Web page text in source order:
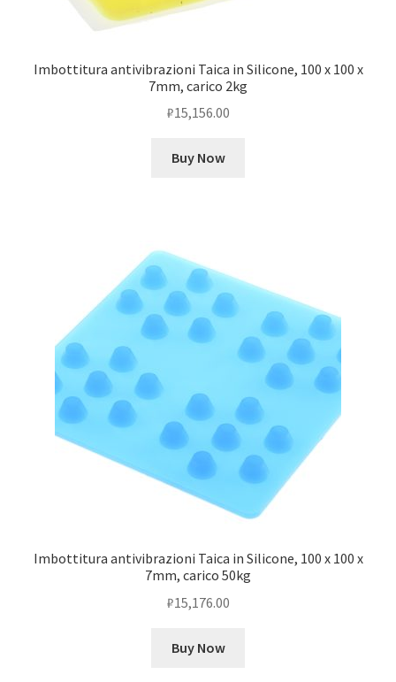
Imbottitura antivibrazioni Taica in Silicone, 100 x 100 x
7mm, carico 2kg
₽15,156.00
Buy Now
Imbottitura antivibrazioni Taica in Silicone, 100 x 100 x
7mm, carico 50kg
₽15,176.00
Buy Now